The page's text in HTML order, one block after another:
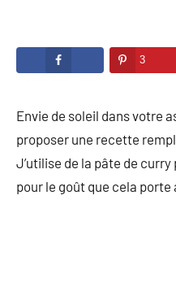
3
Envie de soleil dans votre
proposer une recette
J’utilise de la pâte de
pour le goût que cela